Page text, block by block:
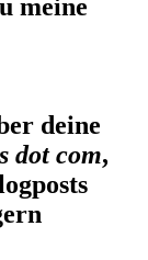
meine
deine
dot com,